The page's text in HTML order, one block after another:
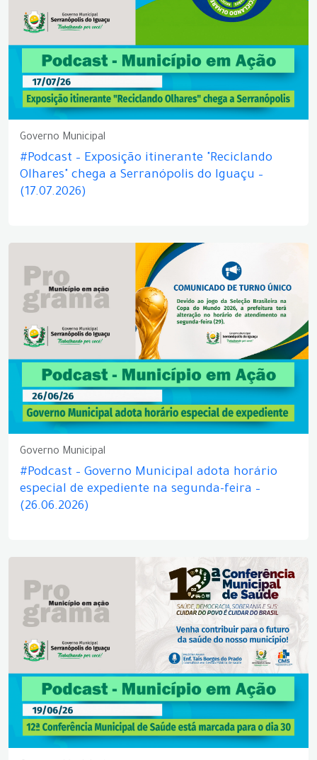
Governo Municipal
#Podcast – Exposição itinerante "Reciclando
Olhares" chega a Serranópolis do Iguaçu –
(17.07.2026)
Governo Municipal
#Podcast – Governo Municipal adota horário
especial de expediente na segunda-feira –
(26.06.2026)